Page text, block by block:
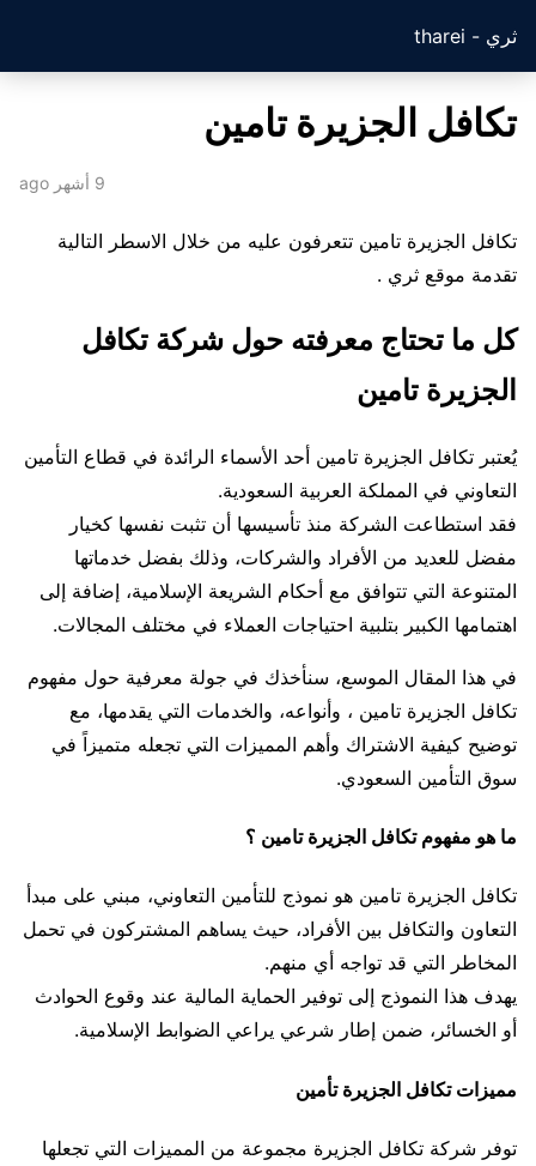
ثري - tharei
تكافل الجزيرة تامين
9 أشهر ago
تكافل الجزيرة تامين تتعرفون عليه من خلال الاسطر التالية
تقدمة موقع ثري .
كل ما تحتاج معرفته حول شركة تكافل
الجزيرة تامين
يُعتبر تكافل الجزيرة تامين أحد الأسماء الرائدة في قطاع التأمين
التعاوني في المملكة العربية السعودية.
فقد استطاعت الشركة منذ تأسيسها أن تثبت نفسها كخيار
مفضل للعديد من الأفراد والشركات، وذلك بفضل خدماتها
المتنوعة التي تتوافق مع أحكام الشريعة الإسلامية، إضافة إلى
اهتمامها الكبير بتلبية احتياجات العملاء في مختلف المجالات.
في هذا المقال الموسع، سنأخذك في جولة معرفية حول مفهوم
تكافل الجزيرة تامين ، وأنواعه، والخدمات التي يقدمها، مع
توضيح كيفية الاشتراك وأهم المميزات التي تجعله متميزاً في
سوق التأمين السعودي.
ما هو مفهوم تكافل الجزيرة تامين ؟
تكافل الجزيرة تامين هو نموذج للتأمين التعاوني، مبني على مبدأ
التعاون والتكافل بين الأفراد، حيث يساهم المشتركون في تحمل
المخاطر التي قد تواجه أي منهم.
يهدف هذا النموذج إلى توفير الحماية المالية عند وقوع الحوادث
أو الخسائر، ضمن إطار شرعي يراعي الضوابط الإسلامية.
مميزات تكافل الجزيرة تأمين
توفر شركة تكافل الجزيرة مجموعة من المميزات التي تجعلها